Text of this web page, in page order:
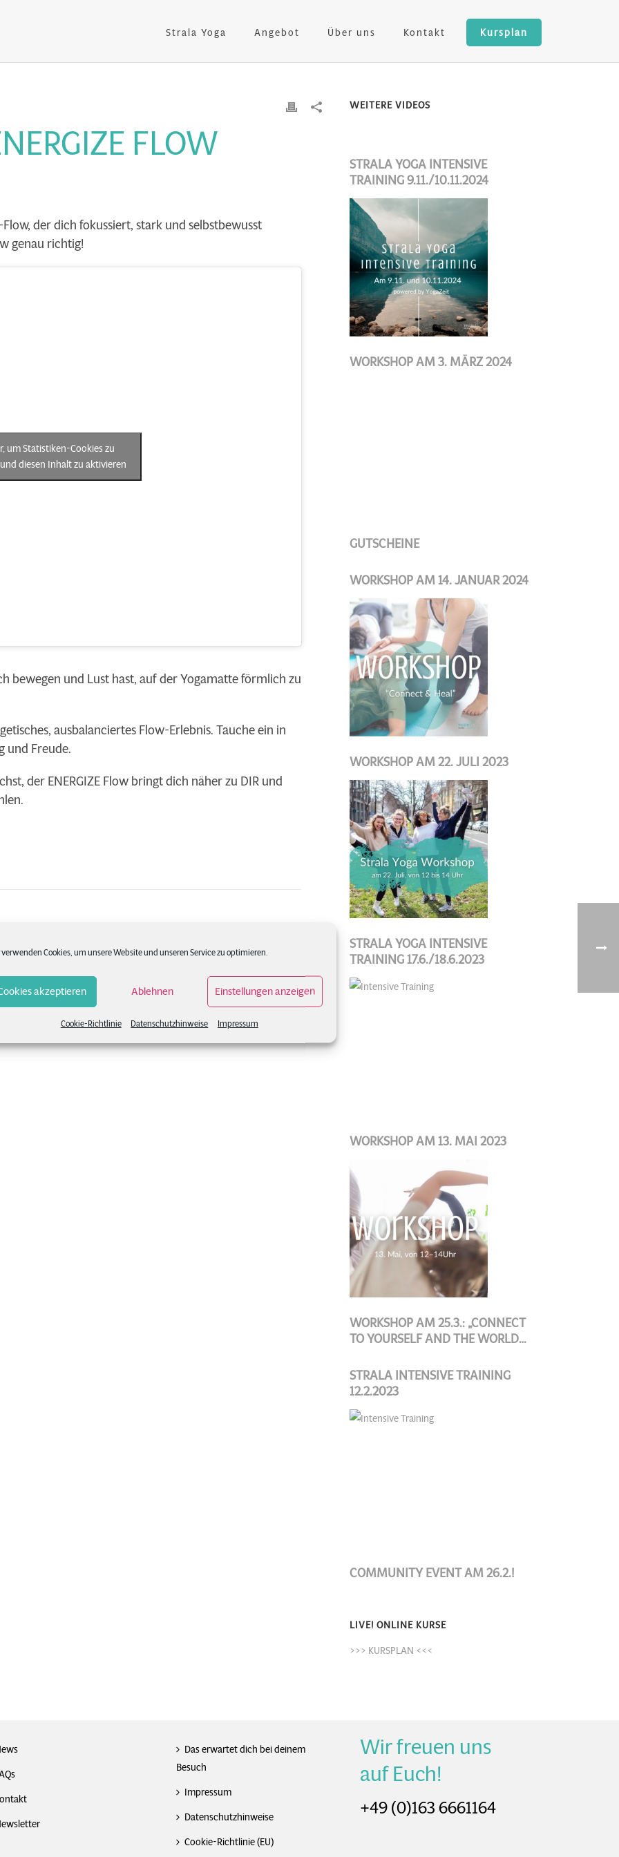
Cookies, um unsere Website und unseren Service zu optimieren.
akzeptieren Ablehnen Einstellungen anzeigen
Cookie-Richtlinie Datenschutzhinweise Impressum
Strala Yoga Angebot Über uns Kontakt Kursplan
FLOW
der dich fokussiert, stark und selbstbewusst
genau richtig!
um Statistiken-Cookies zu
diesen Inhalt zu aktivieren
bewegen und Lust hast, auf der Yogamatte förmlich zu
ausbalanciertes Flow-Erlebnis. Tauche ein in
und Freude.
der ENERGIZE Flow bringt dich näher zu DIR und
WEITERE VIDEOS
STRALA YOGA INTENSIVE
TRAINING 9.11./10.11.2024
WORKSHOP AM 3. MÄRZ 2024
GUTSCHEINE
WORKSHOP AM 14. JANUAR 2024
WORKSHOP AM 22. JULI 2023
STRALA YOGA INTENSIVE
TRAINING 17.6./18.6.2023
WORKSHOP AM 13. MAI 2023
WORKSHOP AM 25.3.: „CONNECT
TO YOURSELF AND THE WORLD
STRALA INTENSIVE TRAINING
12.2.2023
COMMUNITY EVENT AM 26.2.!
LIVE! ONLINE KURSE
>>> KURSPLAN <<<
Das erwartet dich bei deinem
Besuch
Impressum
Datenschutzhinweise
Cookie-Richtlinie (EU)
Wir freuen uns
auf Euch!
+49 (0)163 6661164